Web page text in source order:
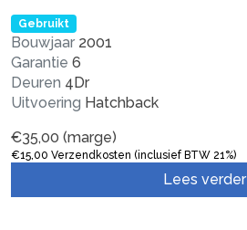
Gebruikt
Bouwjaar 2001
Garantie 6
Deuren 4Dr
Uitvoering Hatchback
€35,00 (marge)
€15,00 Verzendkosten (inclusief BTW 21%)
Lees verder